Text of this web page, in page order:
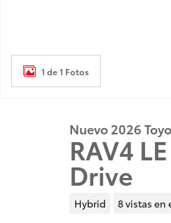
1 de 1 Fotos
Nuevo 2026
RAV4
Drive
Hybrid 8 vistas en